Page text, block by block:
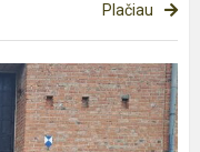
Plačiau